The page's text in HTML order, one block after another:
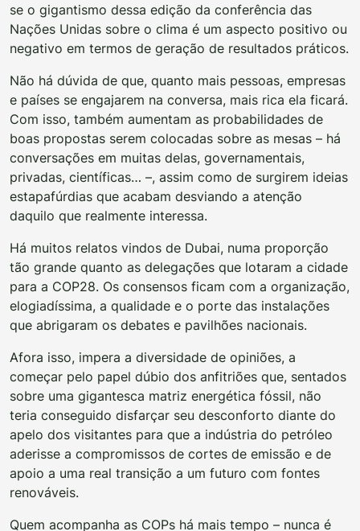
se o gigantismo dessa edição da conferência das
Nações Unidas sobre o clima é um aspecto positivo ou
negativo em termos de geração de resultados práticos.
Não há dúvida de que, quanto mais pessoas, empresas
e países se engajarem na conversa, mais rica ela ficará.
Com isso, também aumentam as probabilidades de
boas propostas serem colocadas sobre as mesas – há
conversações em muitas delas, governamentais,
privadas, científicas… –, assim como de surgirem ideias
estapafúrdias que acabam desviando a atenção
daquilo que realmente interessa.
Há muitos relatos vindos de Dubai, numa proporção
tão grande quanto as delegações que lotaram a cidade
para a COP28. Os consensos ficam com a organização,
elogiadíssima, a qualidade e o porte das instalações
que abrigaram os debates e pavilhões nacionais.
Afora isso, impera a diversidade de opiniões, a
começar pelo papel dúbio dos anfitriões que, sentados
sobre uma gigantesca matriz energética fóssil, não
teria conseguido disfarçar seu desconforto diante do
apelo dos visitantes para que a indústria do petróleo
aderisse a compromissos de cortes de emissão e de
apoio a uma real transição a um futuro com fontes
renováveis.
Quem acompanha as COPs há mais tempo – nunca é